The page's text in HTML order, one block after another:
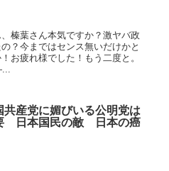
榛葉さん本気ですか？激ヤバ政
？今まではセンス無いだけかと
お疲れ様でした！もう二度と。
共産党に媚びいる公明党は
日本国民の敵 日本の癌